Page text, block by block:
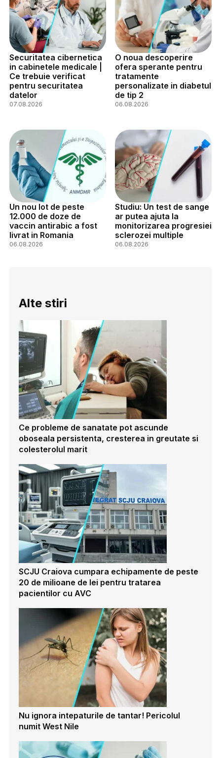
Securitatea cibernetica
in cabinetele medicale |
Ce trebuie verificat
pentru securitatea
datelor
07.08.2026
O noua descoperire
ofera sperante pentru
tratamente
personalizate in diabetul
de tip 2
06.08.2026
Un nou lot de peste
12.000 de doze de
vaccin antirabic a fost
livrat in Romania
06.08.2026
Studiu: Un test de sange
ar putea ajuta la
monitorizarea progresiei
sclerozei multiple
06.08.2026
Alte stiri
Ce probleme de sanatate pot ascunde
oboseala persistenta, cresterea in greutate si
colesterolul marit
SCJU Craiova cumpara echipamente de peste
20 de milioane de lei pentru tratarea
pacientilor cu AVC
Nu ignora intepaturile de tantar! Pericolul
numit West Nile